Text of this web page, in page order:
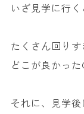
いざ見学に行く
たくさん回り
どこが良かっ
それに、見学